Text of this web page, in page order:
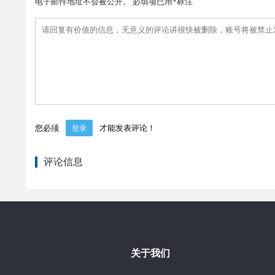
您必须 登录 才能发表评论！
评论信息
关于我们